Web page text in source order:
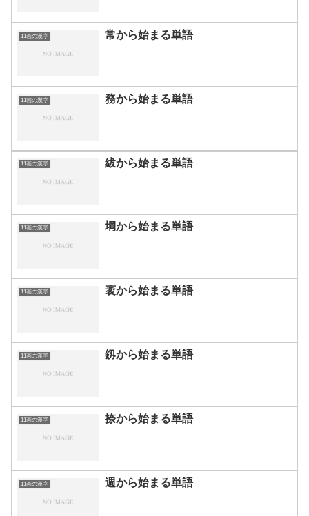
11画の漢字 常から始まる単語
11画の漢字 務から始まる単語
11画の漢字 紱から始まる単語
11画の漢字 堈から始まる単語
11画の漢字 袤から始まる単語
11画の漢字 釼から始まる単語
11画の漢字 捺から始まる単語
11画の漢字 週から始まる単語